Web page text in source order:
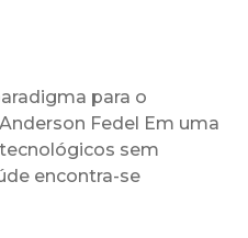
para o
Fedel Em uma
sem
encontra-se